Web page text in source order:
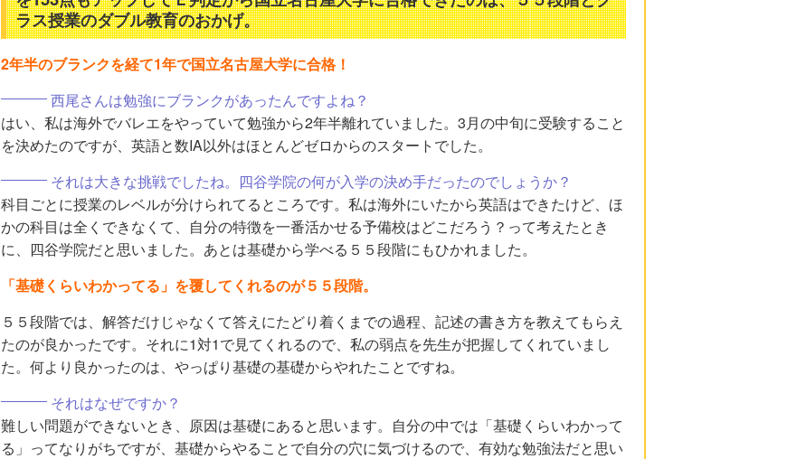
ラス授業のダブル教育のおかげ。
2年半のブランクを経て1年で国立名古屋大学に合格！
西尾さんは勉強にブランクがあったんですよね？
はい、私は海外でバレエをやっていて勉強から2年半離れていました。3月の中旬に受験すること
を決めたのですが、英語と数IA以外はほとんどゼロからのスタートでした。
それは大きな挑戦でしたね。四谷学院の何が入学の決め手だったのでしょうか？
科目ごとに授業のレベルが分けられてるところです。私は海外にいたから英語はできたけど、ほ
かの科目は全くできなくて、自分の特徴を一番活かせる予備校はどこだろう？って考えたとき
に、四谷学院だと思いました。あとは基礎から学べる５５段階にもひかれました。
「基礎くらいわかってる」を覆してくれるのが５５段階。
５５段階では、解答だけじゃなくて答えにたどり着くまでの過程、記述の書き方を教えてもらえ
たのが良かったです。それに1対1で見てくれるので、私の弱点を先生が把握してくれていまし
た。何より良かったのは、やっぱり基礎の基礎からやれたことですね。
それはなぜですか？
難しい問題ができないとき、原因は基礎にあると思います。自分の中では「基礎くらいわかって
る」ってなりがちですが、基礎からやることで自分の穴に気づけるので、有効な勉強法だと思い